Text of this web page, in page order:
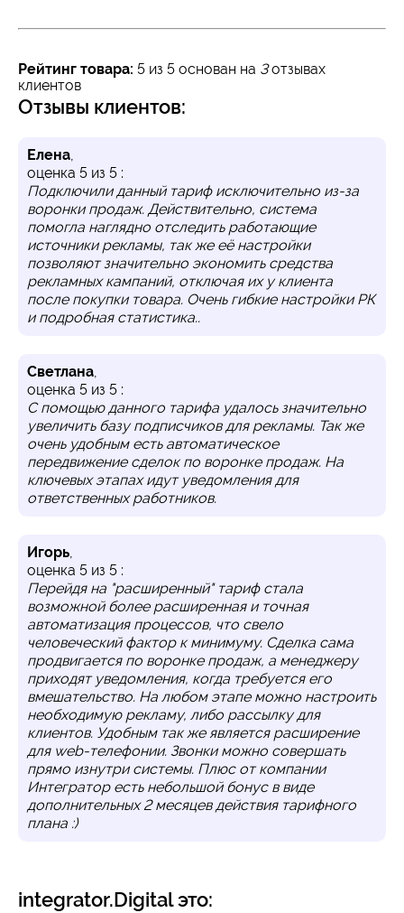
Рейтинг товара: 5 из 5 основан на 3отзывах
клиентов
Отзывы клиентов:
Елена,
оценка 5 из 5 :
Подключили данный тариф исключительно из-за
воронки продаж. Действительно, система
помогла наглядно отследить работающие
источники рекламы, так же её настройки
позволяют значительно экономить средства
рекламных кампаний, отключая их у клиента
после покупки товара. Очень гибкие настройки РК
и подробная статистика..
Светлана,
оценка 5 из 5 :
С помощью данного тарифа удалось значительно
увеличить базу подписчиков для рекламы. Так же
очень удобным есть автоматическое
передвижение сделок по воронке продаж. На
ключевых этапах идут уведомления для
ответственных работников.
Игорь,
оценка 5 из 5 :
Перейдя на "расширенный" тариф стала
возможной более расширенная и точная
автоматизация процессов, что свело
человеческий фактор к минимуму. Сделка сама
продвигается по воронке продаж, а менеджеру
приходят уведомления, когда требуется его
вмешательство. На любом этапе можно настроить
необходимую рекламу, либо рассылку для
клиентов. Удобным так же является расширение
для web-телефонии. Звонки можно совершать
прямо изнутри системы. Плюс от компании
Интегратор есть небольшой бонус в виде
дополнительных 2 месяцев действия тарифного
плана :)
integrator.Digital это: